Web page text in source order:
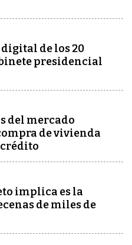
de los 20
presidencial
del mercado
de vivienda
crédito
implica es la
de miles de